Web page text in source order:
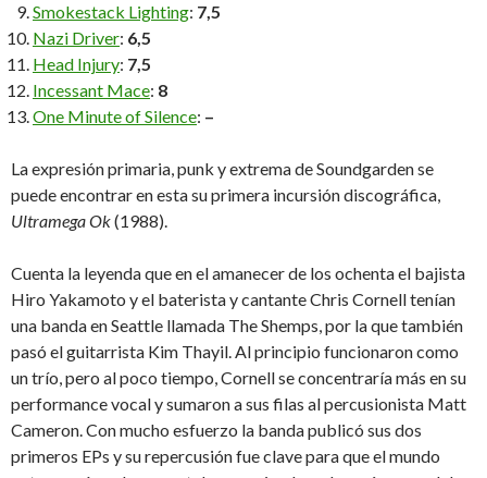
Smokestack Lighting: 7,5
Nazi Driver: 6,5
Head Injury: 7,5
Incessant Mace: 8
One Minute of Silence: –
La expresión primaria, punk y extrema de Soundgarden se
puede encontrar en esta su primera incursión discográfica,
Ultramega Ok(1988).
Cuenta la leyenda que en el amanecer de los ochenta el bajista
Hiro Yakamoto y el baterista y cantante Chris Cornell tenían
una banda en Seattle llamada The Shemps, por la que también
pasó el guitarrista Kim Thayil. Al principio funcionaron como
un trío, pero al poco tiempo, Cornell se concentraría más en su
performance vocal y sumaron a sus filas al percusionista Matt
Cameron. Con mucho esfuerzo la banda publicó sus dos
primeros EPs y su repercusión fue clave para que el mundo